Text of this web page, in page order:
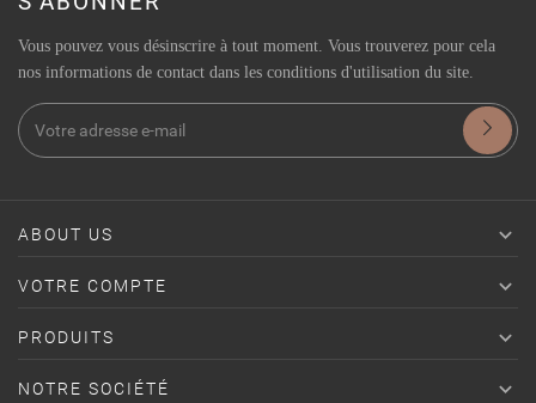
Vous pouvez vous désinscrire à tout moment. Vous trouverez pour cela
nos informations de contact dans les conditions d'utilisation du site.
ABOUT US 
VOTRE COMPTE 
PRODUITS 
NOTRE SOCIÉTÉ 